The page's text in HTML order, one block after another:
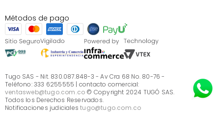
S.A.S
Términos, condiciones y restricciones Tugó S.A.S
Instructivo cuidado de muebles
Sé parte de Tugó
¿Quiénes somos?
Servicio al cliente
¿Quieres vender en Tugó?
Métodos de pago
Tugo SAS - Nit. 830.087.848-3 - Av Cra 68 No. 80-76 -
Teléfono: 333 6255555 | contacto comercial:
ventasweb@tugo.com.co © Copyright 2024 TUGÓ SAS.
Todos los Derechos Reservados.
Notificaciones judicialestugo@tugo.com.co